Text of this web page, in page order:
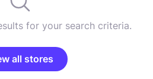
for your search criteria.
all stores